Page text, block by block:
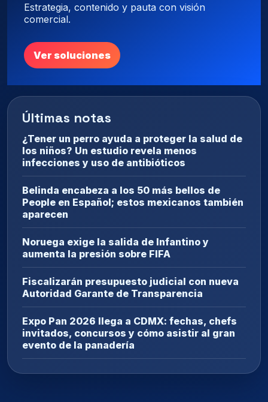
Estrategia, contenido y pauta con visión
comercial.
Ver soluciones
Últimas notas
¿Tener un perro ayuda a proteger la salud de
los niños? Un estudio revela menos
infecciones y uso de antibióticos
Belinda encabeza a los 50 más bellos de
People en Español; estos mexicanos también
aparecen
Noruega exige la salida de Infantino y
aumenta la presión sobre FIFA
Fiscalizarán presupuesto judicial con nueva
Autoridad Garante de Transparencia
Expo Pan 2026 llega a CDMX: fechas, chefs
invitados, concursos y cómo asistir al gran
evento de la panadería